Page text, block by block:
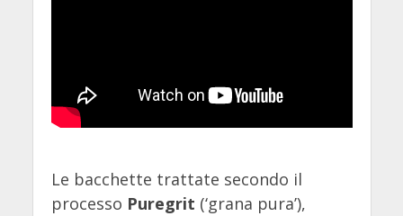
Le bacchette trattate secondo il
processo Puregrit (‘grana pura’),